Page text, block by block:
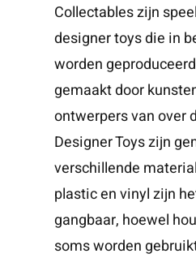
Collectables zijn
designer toys die in
worden
gemaakt door
ontwerpers van over
Designer Toys zijn
verschillende
plastic en vinyl zijn
gangbaar, hoewel
soms worden